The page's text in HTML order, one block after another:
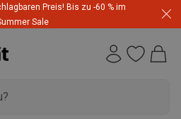
Preis! Bis zu -60 % im
Sale